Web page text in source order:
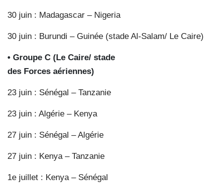
30 juin : Madagascar – Nigeria
30 juin : Burundi – Guinée (stade Al-Salam/ Le Caire)
• Groupe C (Le Caire/ stade
des Forces aériennes)
23 juin : Sénégal – Tanzanie
23 juin : Algérie – Kenya
27 juin : Sénégal – Algérie
27 juin : Kenya – Tanzanie
1e juillet : Kenya – Sénégal